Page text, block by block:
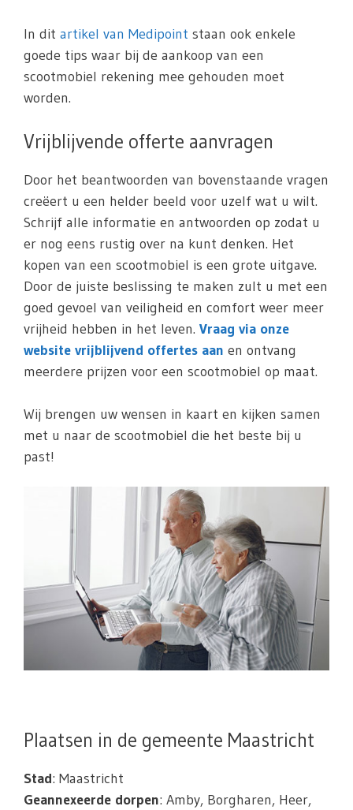
In dit artikel van Medipoint staan ook enkele
goede tips waar bij de aankoop van een
scootmobiel rekening mee gehouden moet
worden.
Vrijblijvende offerte aanvragen
Door het beantwoorden van bovenstaande vragen
creëert u een helder beeld voor uzelf wat u wilt.
Schrijf alle informatie en antwoorden op zodat u
er nog eens rustig over na kunt denken. Het
kopen van een scootmobiel is een grote uitgave.
Door de juiste beslissing te maken zult u met een
goed gevoel van veiligheid en comfort weer meer
vrijheid hebben in het leven. Vraag via onze
website vrijblijvend offertes aan en ontvang
meerdere prijzen voor een scootmobiel op maat.
Wij brengen uw wensen in kaart en kijken samen
met u naar de scootmobiel die het beste bij u
past!
Plaatsen in de gemeente Maastricht
Stad: Maastricht
Geannexeerde dorpen: Amby, Borgharen, Heer,